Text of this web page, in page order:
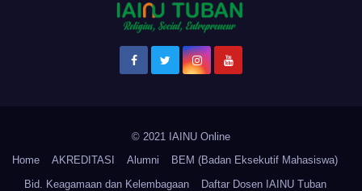
© 2021 IAINU Online
Home
AKREDITASI Alumni
BEM (Badan Eksekutif Mahasiswa)
Bid. Keagamaan dan Kelembagaan
Daftar Dosen IAINU Tuban